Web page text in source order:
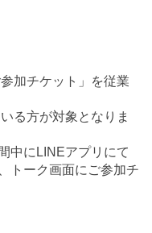
加チケット」を従業
る方が対象となりま
中にLINEアプリにて
トーク画面にご参加チ